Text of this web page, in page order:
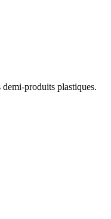
produits plastiques.